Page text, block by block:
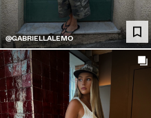
@GABRIELLALEMO